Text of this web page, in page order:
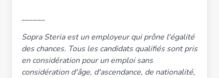
______
Sopra Steria est un employeur qui prône l'égalité
des chances. Tous les candidats qualifiés sont pris
en considération pour un emploi sans
considération d'âge, d'ascendance, de nationalité,